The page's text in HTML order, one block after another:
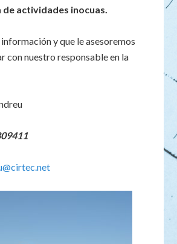
de actividades inocuas.
y que le asesoremos
con nuestro responsable en la